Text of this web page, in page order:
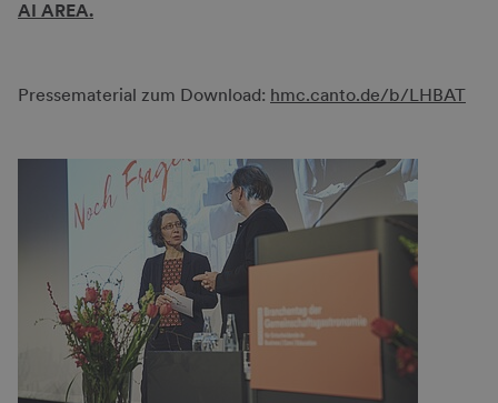
AI AREA.
Pressematerial zum Download: hmc.canto.de/b/LHBAT